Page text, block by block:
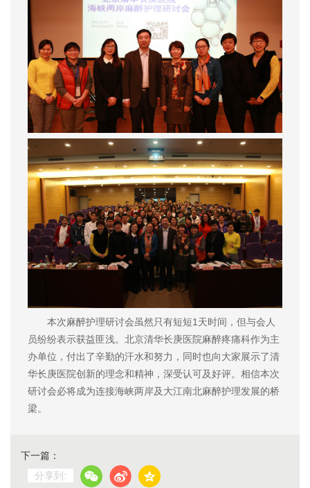
本次麻醉护理研讨会虽然只有短短1天时间，但与会人
员纷纷表示获益匪浅。北京清华长庚医院麻醉疼痛科作为主
办单位，付出了辛勤的汗水和努力，同时也向大家展示了清
华长庚医院创新的理念和精神，深受认可及好评。相信本次
研讨会必将成为连接海峡两岸及大江南北麻醉护理发展的桥
梁。
下一篇：
分享到: